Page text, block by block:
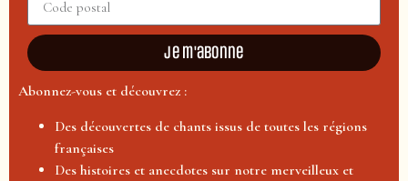
Je m'abonne
Abonnez-vous et découvrez :
Des découvertes de chants issus de toutes les régions
françaises
Des histoires et anecdotes sur notre merveilleux et